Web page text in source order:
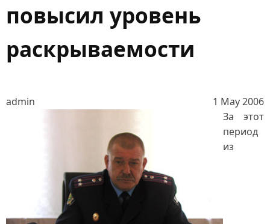
повысил уровень
раскрываемости
admin
1 May 2006
За этот
период
из